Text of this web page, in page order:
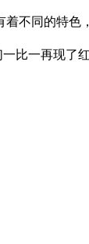
不同的特色
比一再现了